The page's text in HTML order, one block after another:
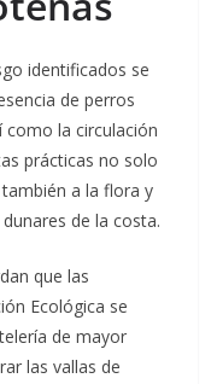
identificados se
de perros
la circulación
prácticas no solo
a la flora y
de la costa.
que las
Ecológica se
de mayor
las vallas de